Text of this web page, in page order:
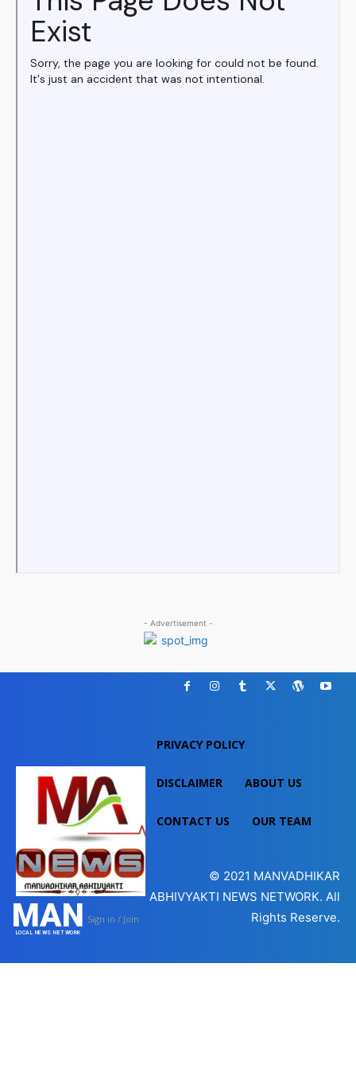
- Advertisement -
MAN
LOCAL NEWS NETWORK
Sign in / Join
PRIVACY POLICY
DISCLAIMER ABOUT US
CONTACT US OUR TEAM
© 2021 MANVADHIKAR
ABHIVYAKTI NEWS NETWORK. All
Rights Reserve.